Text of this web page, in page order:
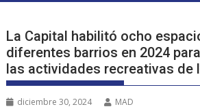
La Capital habilitó ocho
diferentes barrios en 2024
las actividades recreativas de
diciembre 30, 2024 MAD